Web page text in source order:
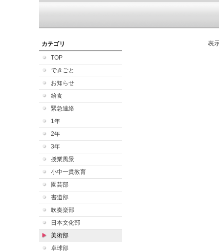
カテゴリ
TOP
できごと
お知らせ
給食
緊急連絡
1年
2年
3年
授業風景
小中一貫教育
園芸部
書道部
吹奏楽部
日本文化部
美術部
卓球部
表